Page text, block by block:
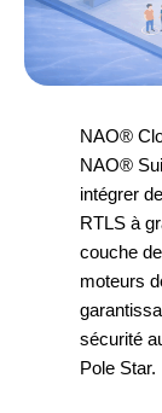
NAO®
NAO®
intégrer
RTLS à
couche
moteurs
sécurité
Pole Star.